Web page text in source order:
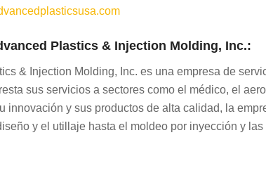
Plastics & Injection Molding, Inc.:
& Injection Molding, Inc. es una empresa de
sus servicios a sectores como el médico, el
innovación y sus productos de alta calidad, la
y el utillaje hasta el moldeo por inyección y